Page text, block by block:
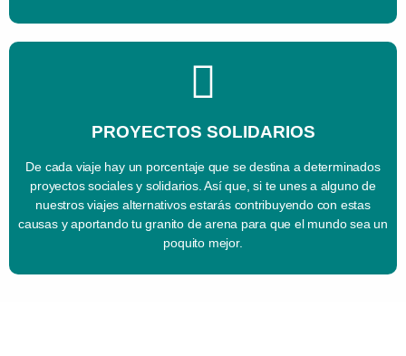
PROYECTOS SOLIDARIOS
De cada viaje hay un porcentaje que se destina a determinados
proyectos sociales y solidarios. Así que, si te unes a alguno de
nuestros viajes alternativos estarás contribuyendo con estas
causas y aportando tu granito de arena para que el mundo sea un
poquito mejor.